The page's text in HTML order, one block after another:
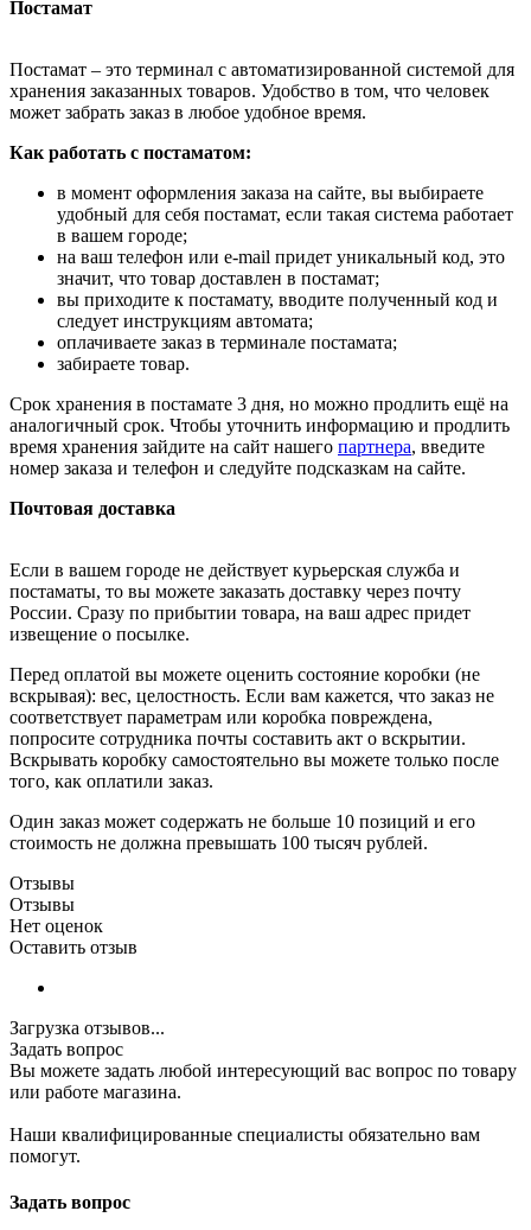
Постамат
Постамат – это терминал с автоматизированной системой для
хранения заказанных товаров. Удобство в том, что человек
может забрать заказ в любое удобное время.
Как работать с постаматом:
в момент оформления заказа на сайте, вы выбираете
удобный для себя постамат, если такая система работает
в вашем городе;
на ваш телефон или e-mail придет уникальный код, это
значит, что товар доставлен в постамат;
вы приходите к постамату, вводите полученный код и
следует инструкциям автомата;
оплачиваете заказ в терминале постамата;
забираете товар.
Срок хранения в постамате 3 дня, но можно продлить ещё на
аналогичный срок. Чтобы уточнить информацию и продлить
время хранения зайдите на сайт нашего партнера, введите
номер заказа и телефон и следуйте подсказкам на сайте.
Почтовая доставка
Если в вашем городе не действует курьерская служба и
постаматы, то вы можете заказать доставку через почту
России. Сразу по прибытии товара, на ваш адрес придет
извещение о посылке.
Перед оплатой вы можете оценить состояние коробки (не
вскрывая): вес, целостность. Если вам кажется, что заказ не
соответствует параметрам или коробка повреждена,
попросите сотрудника почты составить акт о вскрытии.
Вскрывать коробку самостоятельно вы можете только после
того, как оплатили заказ.
Один заказ может содержать не больше 10 позиций и его
стоимость не должна превышать 100 тысяч рублей.
Отзывы
Отзывы
Нет оценок
Оставить отзыв
Загрузка отзывов...
Задать вопрос
Вы можете задать любой интересующий вас вопрос по товару
или работе магазина.
Наши квалифицированные специалисты обязательно вам
помогут.
Задать вопрос